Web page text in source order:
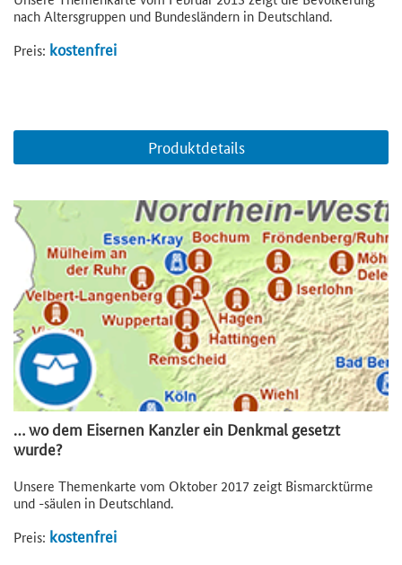
nach Altersgruppen und Bundesländern in Deutschland.
Preis: kostenfrei
Produktdetails
… wo dem Eisernen Kanzler ein Denkmal gesetzt
wurde?
Unsere Themenkarte vom Oktober 2017 zeigt Bismarcktürme
und -säulen in Deutschland.
Preis: kostenfrei